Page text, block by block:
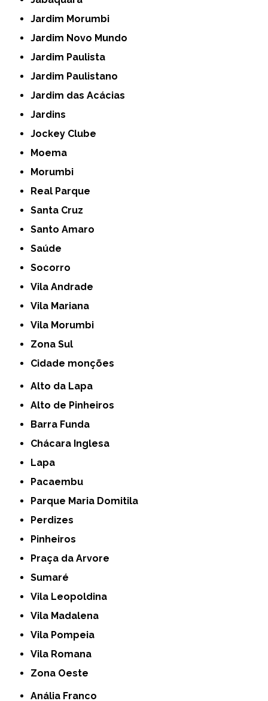
Jardim Morumbi
Jardim Novo Mundo
Jardim Paulista
Jardim Paulistano
Jardim das Acácias
Jardins
Jockey Clube
Moema
Morumbi
Real Parque
Santa Cruz
Santo Amaro
Saúde
Socorro
Vila Andrade
Vila Mariana
Vila Morumbi
Zona Sul
cidade monções
Alto da Lapa
Alto de Pinheiros
Barra Funda
Chácara Inglesa
Lapa
Pacaembu
Parque Maria Domitila
Perdizes
Pinheiros
Praça da Arvore
Sumaré
Vila Leopoldina
Vila Madalena
Vila Pompeia
Vila Romana
Zona Oeste
Anália Franco